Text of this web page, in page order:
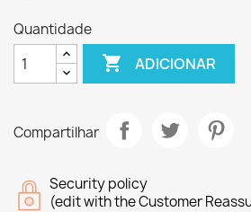
Quantidade
 ADICIONAR
Compartilhar
Security policy
(edit with the Customer